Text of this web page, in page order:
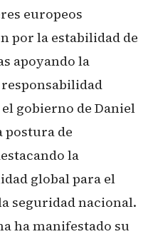
europeos
por la estabilidad de
apoyando la
gobierno de Daniel
postura de
la
global para el
seguridad nacional.
ha manifestado su